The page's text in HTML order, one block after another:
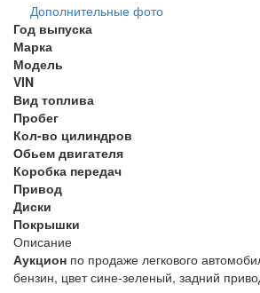
Дополнительные фото
Год выпуска
Марка
Модель
VIN
Вид топлива
Пробег
Кол-во цилиндров
Обьем двигателя
Коробка передач
Привод
Диски
Покрышки
Описание
Аукцион по продаже легкового
бензин, цвет сине-зеленый, задний